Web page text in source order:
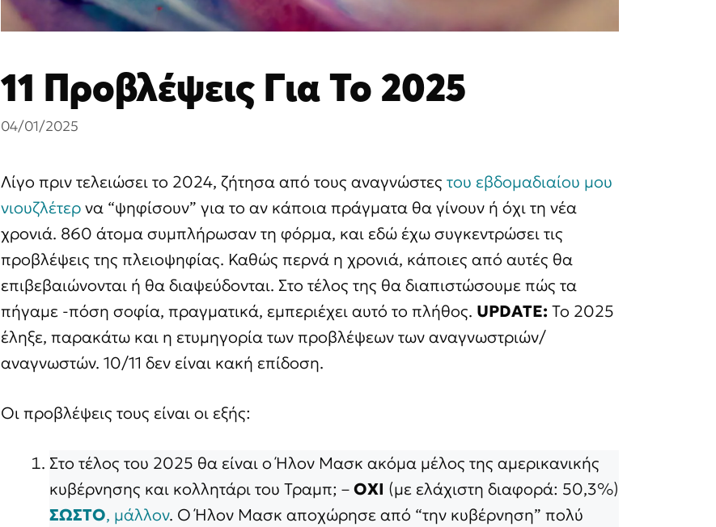
11 Προβλέψεις Για Το 2025
04/01/2025
Λίγο πριν τελειώσει το 2024, ζήτησα από τους αναγνώστες του εβδομαδιαίου μου
νιουζλέτερνα “ψηφίσουν” για το αν κάποια πράγματα θα γίνουν ή όχι τη νέα
χρονιά. 860 άτομα συμπλήρωσαν τη φόρμα, και εδώ έχω συγκεντρώσει τις
προβλέψεις της πλειοψηφίας. Καθώς περνά η χρονιά, κάποιες από αυτές θα
επιβεβαιώνονται ή θα διαψεύδονται. Στο τέλος της θα διαπιστώσουμε πώς τα
πήγαμε -πόση σοφία, πραγματικά, εμπεριέχει αυτό το πλήθος. UPDATE: Το 2025
έληξε, παρακάτω και η ετυμηγορία των προβλέψεων των αναγνωστριών/
αναγνωστών. 10/11 δεν είναι κακή επίδοση.
Οι προβλέψεις τους είναι οι εξής:
Στο τέλος του 2025 θα είναι ο Ήλον Μασκ ακόμα μέλος της αμερικανικής
κυβέρνησης και κολλητάρι του Τραμπ; –OXI (με ελάχιστη διαφορά: 50,3%)
ΣΩΣΤΟ, μάλλον. Ο Ήλον Μασκ αποχώρησε από “την κυβέρνηση” πολύ